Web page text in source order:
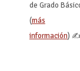
de Grado
(más
información) ✍